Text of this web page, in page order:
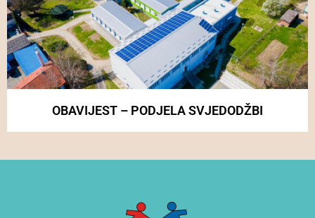
OBAVIJEST – PODJELA SVJEDODŽBI